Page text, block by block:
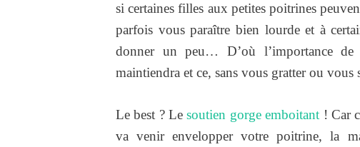
si certaines filles aux petites poitrines
parfois vous paraître bien lourde et à
donner un peu… D’où l’importance
maintiendra et ce, sans vous gratter ou vous
Le best ? Lesoutien gorge emboitant ! Car
va venir envelopper votre poitrine, la